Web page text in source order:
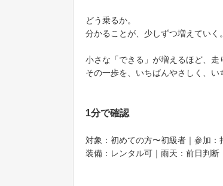
どう乗るか。
分かることが、少しずつ増えていく。
小さな「できる」が増えるほど、走
その一歩を、いちばんやさしく、い
1分で確認
対象：初めての方〜初級者｜参加：
装備：レンタル可｜雨天：前日判